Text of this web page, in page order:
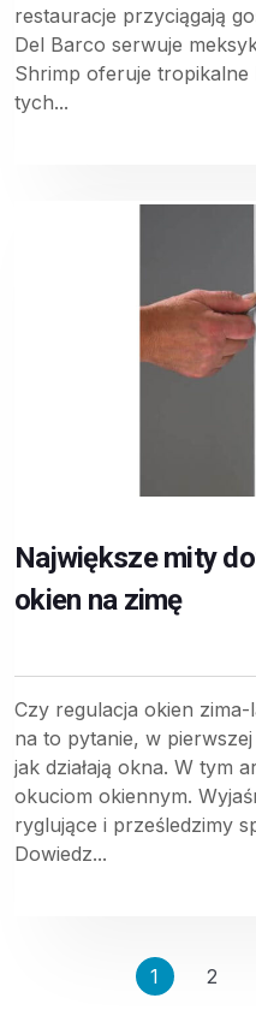
restauracje przyciągają
Del Barco serwuje
Shrimp oferuje
tych...
Największe mity
okien na zimę
Czy regulacja okien
na to pytanie, w
jak działają okna. W tym
okuciom okiennym.
ryglujące i prześledzimy
Dowiedz...
1 2